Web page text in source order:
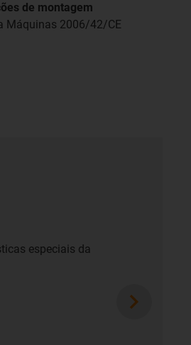
de montagem
Máquinas 2006/42/CE
especiais da